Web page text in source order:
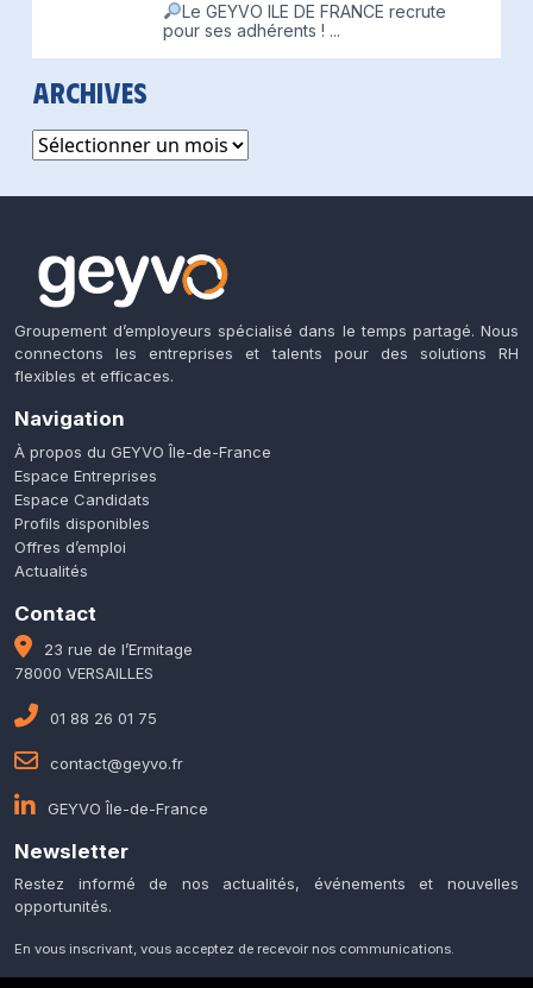
Le GEYVO ILE DE FRANCE recrute
pour ses adhérents ! ...
Archives
Archives
Groupement d’employeurs spécialisé dans le temps partagé. Nous
connectons les entreprises et talents pour des solutions RH
flexibles et efficaces.
Navigation
À propos du GEYVO Île-de-France
Espace Entreprises
Espace Candidats
Profils disponibles
Offres d’emploi
Actualités
Contact
23 rue de l’Ermitage
78000 VERSAILLES
01 88 26 01 75
contact@geyvo.fr
GEYVO Île-de-France
Newsletter
Restez informé de nos actualités, événements et nouvelles
opportunités.
En vous inscrivant, vous acceptez de recevoir nos communications.